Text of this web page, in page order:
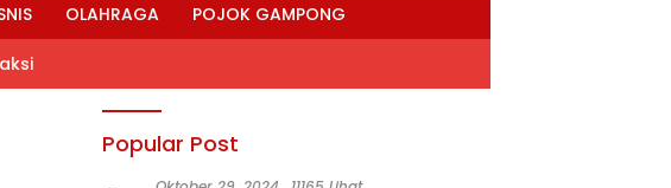
OLAHRAGA POJOK GAMPONG
Popular Post